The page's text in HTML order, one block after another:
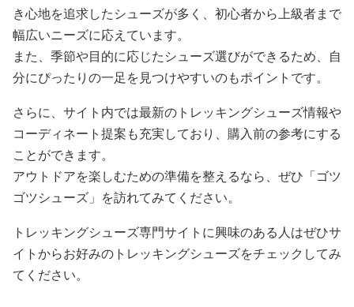
き心地を追求したシューズが多く、初心者から上級者まで
幅広いニーズに応えています。
また、季節や目的に応じたシューズ選びができるため、自
分にぴったりの一足を見つけやすいのもポイントです。
さらに、サイト内では最新のトレッキングシューズ情報や
コーディネート提案も充実しており、購入前の参考にする
ことができます。
アウトドアを楽しむための準備を整えるなら、ぜひ「ゴツ
ゴツシューズ」を訪れてみてください。
トレッキングシューズ専門サイトに興味のある人はぜひサ
イトからお好みのトレッキングシューズをチェックしてみ
てください。